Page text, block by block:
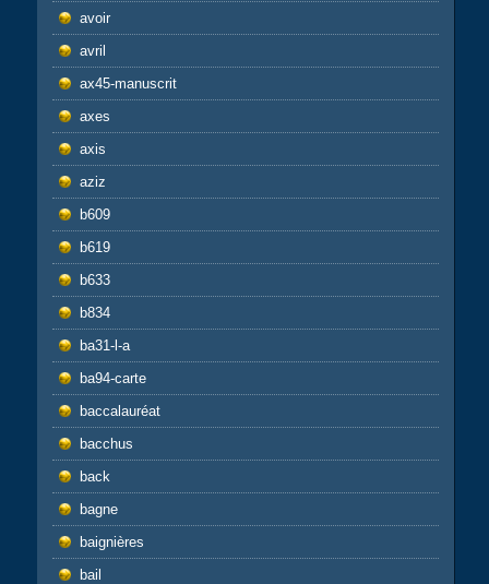
avoir
avril
ax45-manuscrit
axes
axis
aziz
b609
b619
b633
b834
ba31-l-a
ba94-carte
baccalauréat
bacchus
back
bagne
baignières
bail